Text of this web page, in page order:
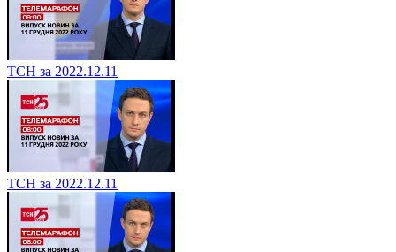
ТСН за 2022.12.11
ТСН за 2022.12.11